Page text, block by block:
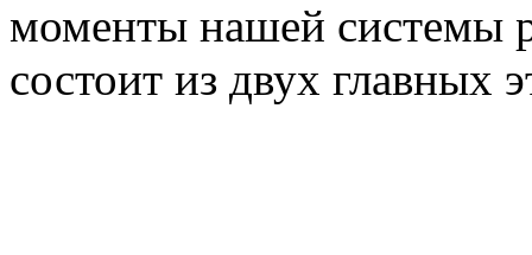
моменты нашей системы
состоит из двух главных